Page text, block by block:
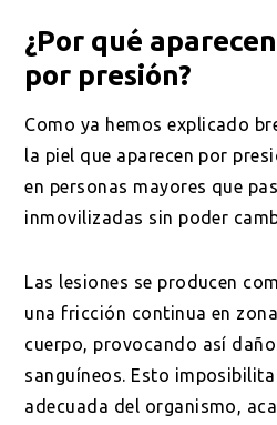
¿Por qué
por presión?
Como ya hemos explicado
la piel que aparecen por
en personas mayores que
inmovilizadas sin poder
Las lesiones se producen
una fricción continua en
cuerpo, provocando así
sanguíneos. Esto
adecuada del organismo,